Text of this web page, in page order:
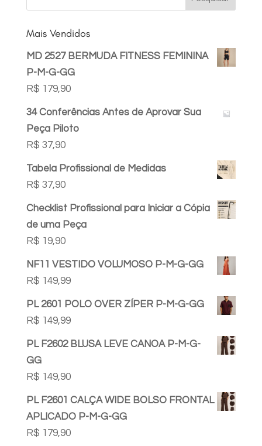
Mais Vendidos
MD 2527 BERMUDA FITNESS FEMININA
P-M-G-GG
R$ 179,90
34 Conferências Antes de Aprovar Sua
Peça Piloto
R$ 37,90
Tabela Profissional de Medidas
R$ 37,90
Checklist Profissional para Iniciar a Cópia
de uma Peça
R$ 19,90
NF11 VESTIDO VOLUMOSO P-M-G-GG
R$ 149,99
PL 2601 POLO OVER ZÍPER P-M-G-GG
R$ 149,99
PL F2602 BLUSA LEVE CANOA P-M-G-
GG
R$ 149,90
PL F2601 CALÇA WIDE BOLSO FRONTAL
APLICADO P-M-G-GG
R$ 179,90